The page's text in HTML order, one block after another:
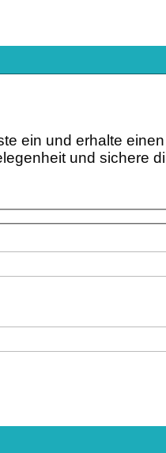
ein und erhalte
und sichere